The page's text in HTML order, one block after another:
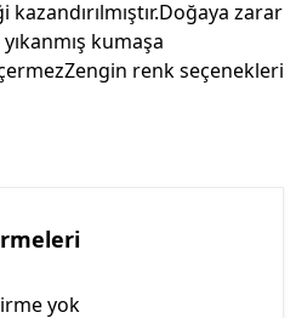
zarar
kumaşa
renk seçenekleri
yok